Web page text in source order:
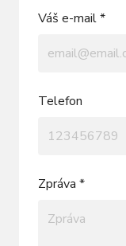
Váš e-mail *
Telefon
Zpráva *